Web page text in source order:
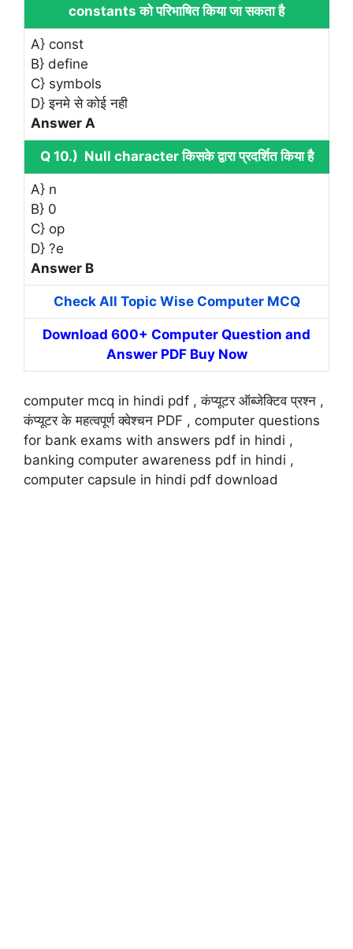
constants को परिभाषित किया जा सकता है
A} const
B} define
C} symbols
D} इनमे से कोई नही
Answer A
Q 10.) Null character किसके द्वारा प्रदर्शित किया है
A} n
B} 0
C} op
D} ?e
Answer B
Check All Topic Wise Computer MCQ
Download 600+ Computer Question and
Answer PDF Buy Now
computer mcq in hindi pdf , कंप्यूटर ऑब्जेक्टिव प्रश्न ,
कंप्यूटर के महत्वपूर्ण क्वेश्चन PDF , computer questions
for bank exams with answers pdf in hindi ,
banking computer awareness pdf in hindi ,
computer capsule in hindi pdf download